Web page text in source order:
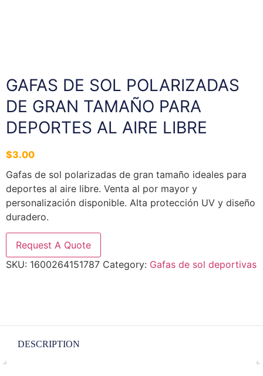
GAFAS DE SOL POLARIZADAS
DE GRAN TAMAÑO PARA
DEPORTES AL AIRE LIBRE
$3.00
Gafas de sol polarizadas de gran tamaño ideales para
deportes al aire libre. Venta al por mayor y
personalización disponible. Alta protección UV y diseño
duradero.
Request A Quote
SKU: 1600264151787 Category: Gafas de sol deportivas
DESCRIPTION